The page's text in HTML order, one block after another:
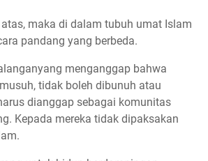
maka di dalam tubuh umat Islam
pandang yang berbeda.
menganggap bahwa
tidak boleh dibunuh atau
dianggap sebagai komunitas
Kepada mereka tidak dipaksakan